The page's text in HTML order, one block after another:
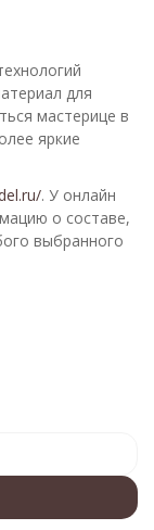
для
мастерице в
яркие
. У онлайн
о составе,
выбранного